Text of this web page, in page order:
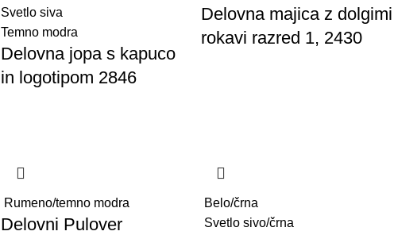
Svetlo siva
Temno modra
Delovna jopa s kapuco
in logotipom 2846
Delovna majica z dolgimi
rokavi razred 1, 2430
Rumeno/temno modra
Delovni Pulover
Belo/črna
Svetlo sivo/črna